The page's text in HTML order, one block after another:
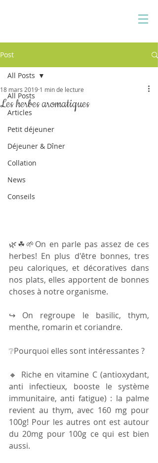
Post
All Posts
Articles
Petit déjeuner
Déjeuner & Dîner
Collation
News
Conseils
All Posts
Les herbes aromatiques
18 mars 2019 1 min de lecture
🌿☘🌱On en parle pas assez de ces
herbes! En plus d'être bonnes, tres
peu caloriques, et décoratives dans
nos plats, elles apportent de bonnes
choses à notre organisme.
↪ On regroupe le basilic, thym,
menthe, romarin et coriandre.
❔Pourquoi elles sont intéressantes ?
🔸️ Riche en vitamine C (antioxydant,
anti infectieux, booste le système
immunitaire, anti fatigue) : la palme
revient au thym, avec 160 mg pour
100g! Pour les autres ont est autour
du 20mg pour 100g ce qui est bien
aussi.